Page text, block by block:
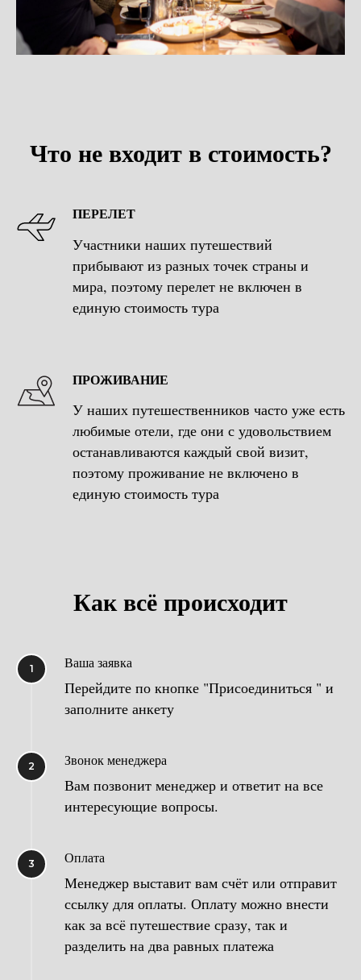
Что не входит в стоимость?
ПЕРЕЛЕТ
Участники наших путешествий
прибывают из разных точек страны и
мира, поэтому перелет не включен в
единую стоимость тура
ПРОЖИВАНИЕ
У наших путешественников часто уже есть
любимые отели, где они с удовольствием
останавливаются каждый свой визит,
поэтому проживание не включено в
единую стоимость тура
Как всё происходит
1 Ваша заявка
Перейдите по кнопке "Присоединиться " и
заполните анкету
2 Звонок менеджера
Вам позвонит менеджер и ответит на все
интересующие вопросы.
3 Оплата
Менеджер выставит вам счёт или отправит
ссылку для оплаты. Оплату можно внести
как за всё путешествие сразу, так и
разделить на два равных платежа